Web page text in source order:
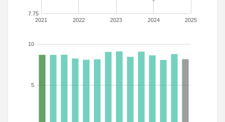
2021 2022 2023 2024 2025
7.75
5
10